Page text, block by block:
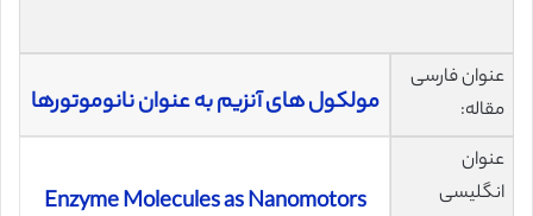
عنوان فارسی
مقاله:
مولکول های آنزیم به عنوان نانوموتورها
عنوان
انگلیسی
Enzyme Molecules as Nanomotors